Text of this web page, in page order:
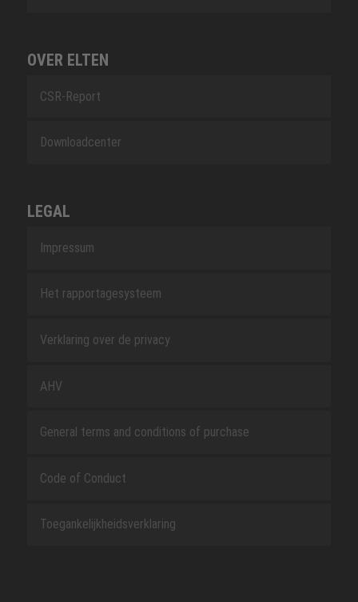
OVER ELTEN
CSR-Report
Downloadcenter
LEGAL
Impressum
Het rapportagesysteem
Verklaring over de privacy
AHV
General terms and conditions of purchase
Code of Conduct
Toegankelijkheidsverklaring